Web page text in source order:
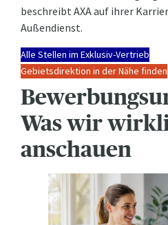
beschreibt AXA auf ihrer
Außendienst.
Alle Stellen im Exklusiv-Vertrieb
Gebietsdirektion in der Nähe finden
Was wir
anschauen